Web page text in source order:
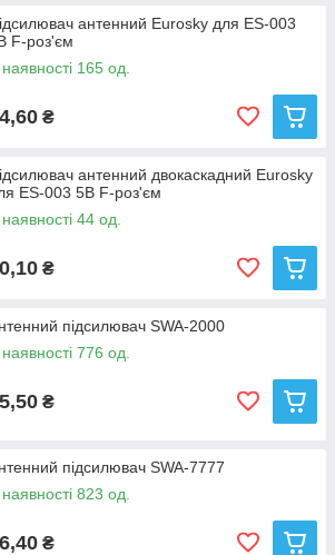
антенний Eurosky для ES-003
F-роз'єм
165 од.
₴
антенний двокаскадний Eurosky
ES-003 5В F-роз'єм
44 од.
₴
підсилювач SWA-2000
776 од.
₴
підсилювач SWA-7777
823 од.
₴